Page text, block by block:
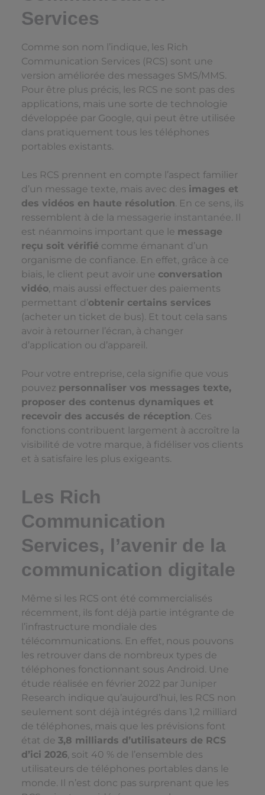
Services
Comme son nom l’indique, les Rich
Communication Services (RCS) sont une
version améliorée des messages SMS/MMS.
Pour être plus précis, les RCS ne sont pas des
applications, mais une sorte de technologie
développée par Google, qui peut être utilisée
dans pratiquement tous les téléphones
portables existants.
Les RCS prennent en compte l’aspect familier
d’un message texte, mais avec des images et
des vidéos en haute résolution. En ce sens, ils
ressemblent à de la messagerie instantanée. Il
est néanmoins important que le message
reçu soit vérifié comme émanant d’un
organisme de confiance. En effet, grâce à ce
biais, le client peut avoir une conversation
vidéo, mais aussi effectuer des paiements
permettant d’obtenir certains services
(acheter un ticket de bus). Et tout cela sans
avoir à retourner l’écran, à changer
d’application ou d’appareil.
Pour votre entreprise, cela signifie que vous
pouvez personnaliser vos messages texte,
proposer des contenus dynamiques et
recevoir des accusés de réception. Ces
fonctions contribuent largement à accroître la
visibilité de votre marque, à fidéliser vos clients
et à satisfaire les plus exigeants.
Les Rich
Communication
Services, l’avenir de la
communication digitale
Même si les RCS ont été commercialisés
récemment, ils font déjà partie intégrante de
l’infrastructure mondiale des
télécommunications. En effet, nous pouvons
les retrouver dans de nombreux types de
téléphones fonctionnant sous Android. Une
étude réalisée en février 2022 par Juniper
Research indique qu’aujourd’hui, les RCS non
seulement sont déjà intégrés dans 1,2 milliard
de téléphones, mais que les prévisions font
état de 3,8 milliards d’utilisateurs de RCS
d’ici 2026, soit 40 % de l’ensemble des
utilisateurs de téléphones portables dans le
monde. Il n’est donc pas surprenant que les